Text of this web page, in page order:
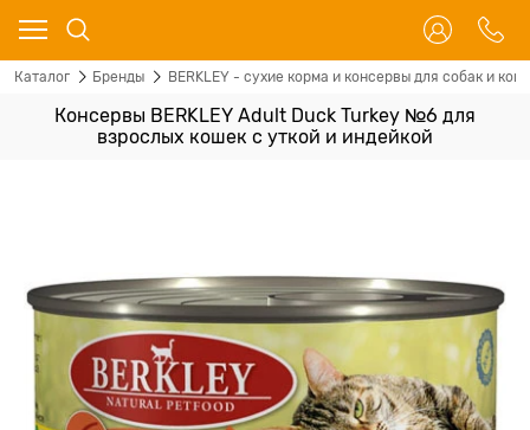
Каталог Бренды BERKLEY - сухие корма и консервы для собак и
Консервы BERKLEY Adult Duck Turkey №6 для
взрослых кошек с уткой и индейкой